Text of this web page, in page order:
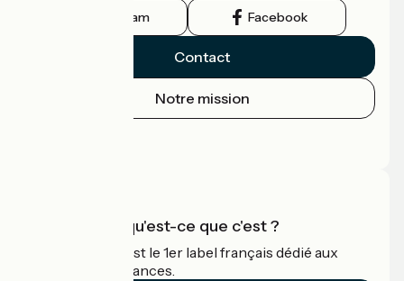
Instagram Facebook
Contact
Notre mission
Accueil Vélo qu'est-ce que c'est ?
Accueil Vélo c'est le 1er label français dédié aux
cyclistes en vacances.